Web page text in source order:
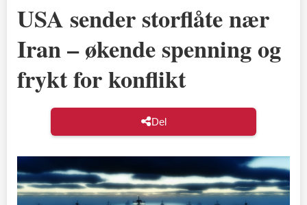
USA sender storflåte nær
Iran – økende spenning og
frykt for konflikt
Del